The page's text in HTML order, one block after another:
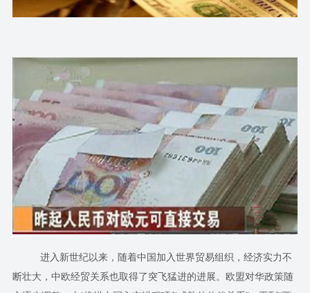
进入新世纪以来，随着中国加入世界贸易组织，经济实力不
断壮大，中欧经贸关系也取得了突飞猛进的进展。欧盟对华政策随